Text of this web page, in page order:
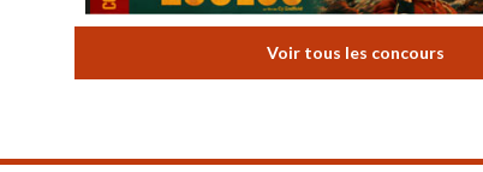
Voir tous les concours